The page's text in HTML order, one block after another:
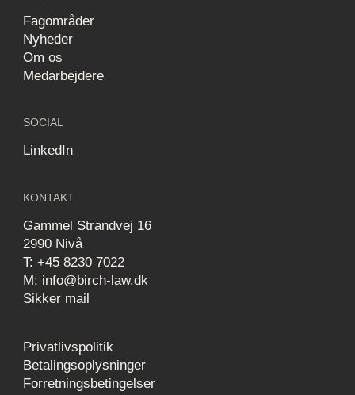
Fagområder
Nyheder
Om os
Medarbejdere
SOCIAL
LinkedIn
KONTAKT
Gammel Strandvej 16
2990 Nivå
T: +45 8230 7022
M: info@birch-law.dk
Sikker mail
Privatlivspolitik
Betalingsoplysninger
Forretningsbetingelser